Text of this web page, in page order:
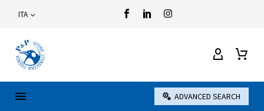
ITA
ADVANCED SEARCH